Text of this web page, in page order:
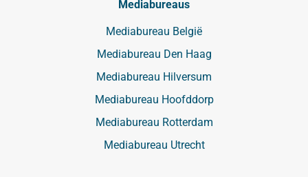
Mediabureaus
Mediabureau België
Mediabureau Den Haag
Mediabureau Hilversum
Mediabureau Hoofddorp
Mediabureau Rotterdam
Mediabureau Utrecht